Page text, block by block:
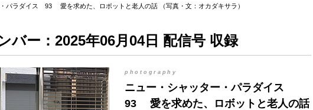
パラダイス 93 愛を求めた、ロボットと老人の話 （写真・文：オカダキサラ）
バー：2025年06月04日 配信号 収録
photography
ニュー・シャッター・パラダイス
93 愛を求めた、ロボットと老人の話